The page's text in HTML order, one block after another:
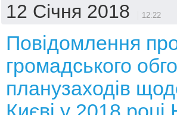
12 Січня 2018 12:22
Повідомлення
громадського
планузаходів